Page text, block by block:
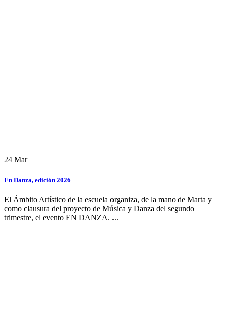
24 Mar
En Danza, edición 2026
El Ámbito Artístico de la escuela organiza, de la mano de Marta y
como clausura del proyecto de Música y Danza del segundo
trimestre, el evento EN DANZA. ...